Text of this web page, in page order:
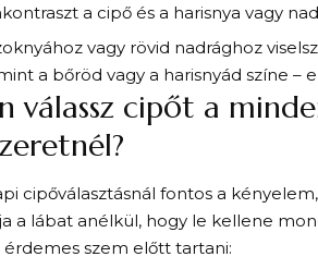
a cipő és a harisnya vagy
vagy rövid nadrághoz
a bőröd vagy a harisnyád színe –
válassz cipőt a
cipőválasztásnál fontos a
a lábat anélkül, hogy le kellene
szem előtt tartani: